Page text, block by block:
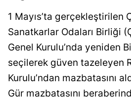
1 Mayıs’ta gerçekleştirilen
Sanatkarlar Odaları Birliği
Genel Kurulu’nda yeniden
seçilerek güven tazeleyen
Kurulu’ndan mazbatasını
Gür mazbatasını